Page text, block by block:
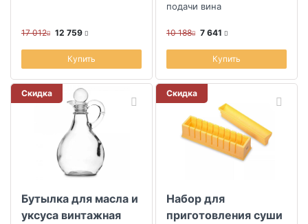
17 012 12 759
Купить
подачи вина
10 188 7 641
Купить
Скидка
Бутылка для масла и
уксуса винтажная
Скидка
Набор для
приготовления суши